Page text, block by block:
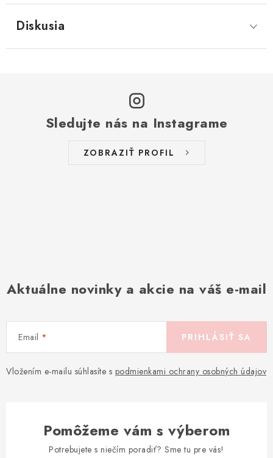
Diskusia
Sledujte nás na Instagrame
ZOBRAZIŤ PROFIL
Aktuálne novinky a akcie na váš e-mail
Email
Vložením e-mailu súhlasíte s podmienkami ochrany osobných údajov
PRIHLÁSIŤ SA
Pomôžeme vám s výberom
Potrebujete s niečím poradiť? Sme tu pre vás!